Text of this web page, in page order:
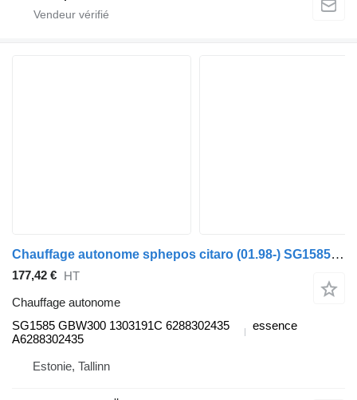
Chauffage autonome sphepos citaro (01.98-) SG1585 pour Mercedes-Benz Bus II (1996-)
177,42 € HT
Chauffage autonome
SG1585 GBW300 1303191C 6288302435
A6288302435
essence
Estonie, Tallinn